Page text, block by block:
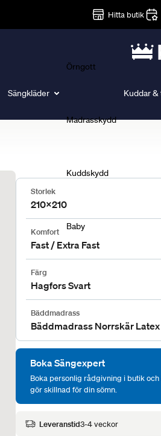
Hitta butik
Sängkläder
Örngott
Madrasskydd
Kuddskydd
Baby
Kuddar &
Storlek
210x210
Komfort
Fast / Extra Fast
Färg
Hagfors Svart
Bäddmadrass
Bäddmadrass Norrskär Latex
Boka Sängexpert
Boka personlig rådgivning i butik
gör skillnad för din sömn.
Leveranstid3-4 veckor